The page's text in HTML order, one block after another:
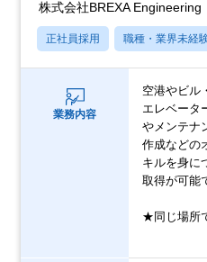
株式会社BREXA Engineering
正社員採用 職種・業界未経
業務内容
空港やビル
エレベータ
やメンテナ
作成などの
キルを身に
取得が可能
★同じ場所